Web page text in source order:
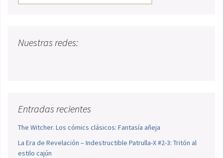
Nuestras redes:
Entradas recientes
The Witcher. Los cómics clásicos: Fantasía añeja
La Era de Revelación – Indestructible Patrulla-X #2-3: Tritón al
estilo cajún